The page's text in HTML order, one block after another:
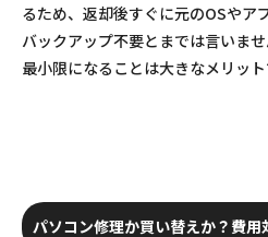
るため、返却後すぐに元のOSやア
バックアップ不要とまでは言いま
最小限になることは大きなメリット
パソコン修理か買い替えか？費用